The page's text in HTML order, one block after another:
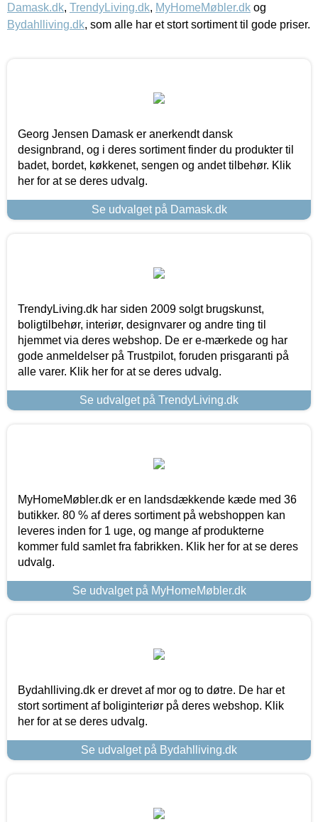
Damask.dk, TrendyLiving.dk, MyHomeMøbler.dk og
Bydahlliving.dk, som alle har et stort sortiment til gode priser.
Georg Jensen Damask er anerkendt dansk
designbrand, og i deres sortiment finder du produkter til
badet, bordet, køkkenet, sengen og andet tilbehør. Klik
her for at se deres udvalg.
Se udvalget på Damask.dk
TrendyLiving.dk har siden 2009 solgt brugskunst,
boligtilbehør, interiør, designvarer og andre ting til
hjemmet via deres webshop. De er e-mærkede og har
gode anmeldelser på Trustpilot, foruden prisgaranti på
alle varer. Klik her for at se deres udvalg.
Se udvalget på TrendyLiving.dk
MyHomeMøbler.dk er en landsdækkende kæde med 36
butikker. 80 % af deres sortiment på webshoppen kan
leveres inden for 1 uge, og mange af produkterne
kommer fuld samlet fra fabrikken. Klik her for at se deres
udvalg.
Se udvalget på MyHomeMøbler.dk
Bydahlliving.dk er drevet af mor og to døtre. De har et
stort sortiment af boliginteriør på deres webshop. Klik
her for at se deres udvalg.
Se udvalget på Bydahlliving.dk